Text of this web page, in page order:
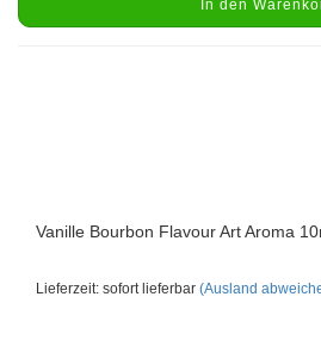
In den
Vanille Bourbon Flavour Art Aroma
Lieferzeit: sofort lieferbar (Ausland